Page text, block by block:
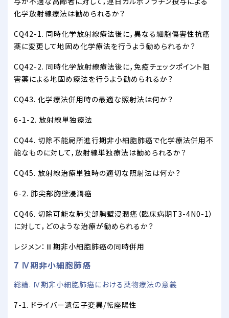
化学放射線療法は勧められるか？
CQ42-1. 同時化学放射線療法後に，異なる細胞傷害性抗癌
薬に変更して地固め化学療法を行うよう勧められるか？
CQ42-2. 同時化学放射線療法後に，免疫チェックポイント阻
害薬による地固め療法を行うよう勧められるか？
CQ43. 化学療法併用時の最適な照射法は何か？
6-1-2. 放射線単独療法
CQ44. 切除不能局所進行期非小細胞肺癌で化学療法併用不
能なものに対して，放射線単独療法は勧められるか？
CQ45. 放射線治療単独時の適切な照射法は何か？
6-2. 肺尖部胸壁浸潤癌
CQ46. 切除可能な肺尖部胸壁浸潤癌（臨床病期T3-4N0-1）
に対して，どのような治療が勧められるか？
レジメン：Ⅲ期非小細胞肺癌の同時併用
7 Ⅳ期非小細胞肺癌
総論. Ⅳ期非小細胞肺癌における薬物療法の意義
7-1. ドライバー遺伝子変異/転座陽性